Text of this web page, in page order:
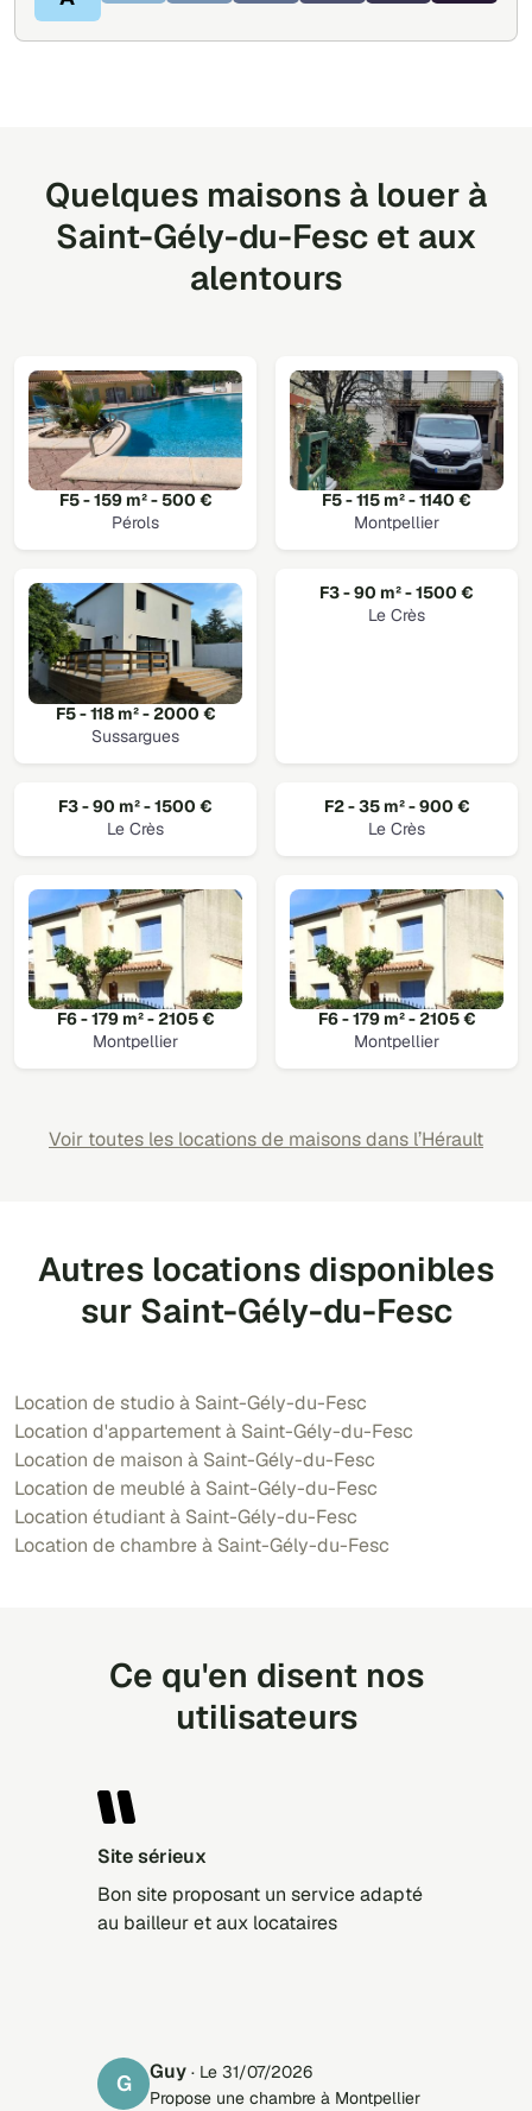
Quelques maisons à louer à
Saint-Gély-du-Fesc et aux
alentours
F5 - 159 m² - 500 €
Pérols
F5 - 115 m² - 1140 €
Montpellier
F5 - 118 m² - 2000 €
Sussargues
F3 - 90 m² - 1500 €
Le Crès
F3 - 90 m² - 1500 €
Le Crès
F2 - 35 m² - 900 €
Le Crès
F6 - 179 m² - 2105 €
Montpellier
F6 - 179 m² - 2105 €
Montpellier
Voir toutes les locations de maisons dans l’Hérault
Autres locations disponibles
sur Saint-Gély-du-Fesc
Location de studio à Saint-Gély-du-Fesc
Location d'appartement à Saint-Gély-du-Fesc
Location de maison à Saint-Gély-du-Fesc
Location de meublé à Saint-Gély-du-Fesc
Location étudiant à Saint-Gély-du-Fesc
Location de chambre à Saint-Gély-du-Fesc
Ce qu'en disent nos
utilisateurs
Site sérieux
Bon site proposant un service adapté
au bailleur et aux locataires
G Guy · Le 31/07/2026
Propose une chambre à Montpellier